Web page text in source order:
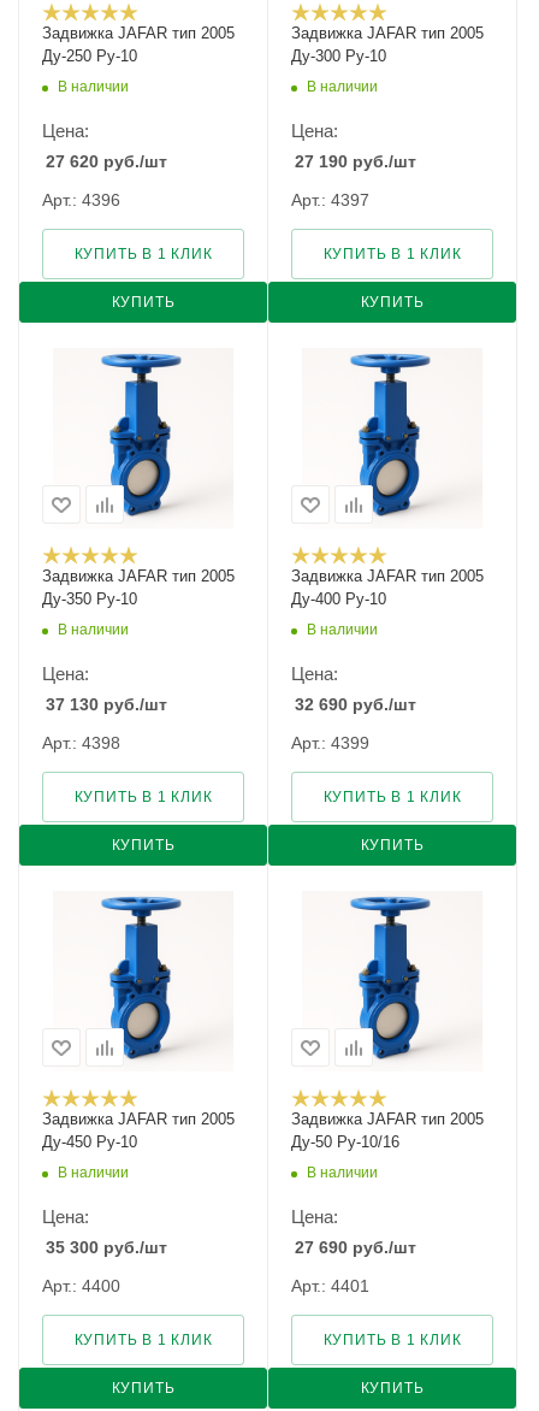
Задвижка JAFAR тип 2005
Ду-250 Ру-10
В наличии
Цена:
27 620 руб./шт
Арт.: 4396
КУПИТЬ
КУПИТЬ В 1 КЛИК
Задвижка JAFAR тип 2005
Ду-300 Ру-10
В наличии
Цена:
27 190 руб./шт
Арт.: 4397
КУПИТЬ
КУПИТЬ В 1 КЛИК
Задвижка JAFAR тип 2005
Ду-350 Ру-10
В наличии
Цена:
37 130 руб./шт
Арт.: 4398
КУПИТЬ
КУПИТЬ В 1 КЛИК
Задвижка JAFAR тип 2005
Ду-400 Ру-10
В наличии
Цена:
32 690 руб./шт
Арт.: 4399
КУПИТЬ
КУПИТЬ В 1 КЛИК
Задвижка JAFAR тип 2005
Ду-450 Ру-10
В наличии
Цена:
35 300 руб./шт
Арт.: 4400
КУПИТЬ
КУПИТЬ В 1 КЛИК
Задвижка JAFAR тип 2005
Ду-50 Ру-10/16
В наличии
Цена:
27 690 руб./шт
Арт.: 4401
КУПИТЬ
КУПИТЬ В 1 КЛИК